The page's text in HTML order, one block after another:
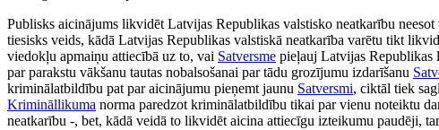
Publisks aicinājums likvidēt Latvijas Republikas valstisko neatkarību
tiesisks veids, kādā Latvijas Republikas valstiskā neatkarība varētu tikt
viedokļu apmaiņu attiecībā uz to, vai Satversme pieļauj Latvijas Republikas
par parakstu vākšanu tautas nobalsošanai par tādu grozījumu izdarīšanu
kriminālatbildību pat par aicinājumu pieņemt jaunu Satversmi, ciktāl tiek
Krimināllikuma norma paredzot kriminālatbildību tikai par vienu noteiktu
neatkarību -, bet, kādā veidā to likvidēt aicina attiecīgu izteikumu paudēji,